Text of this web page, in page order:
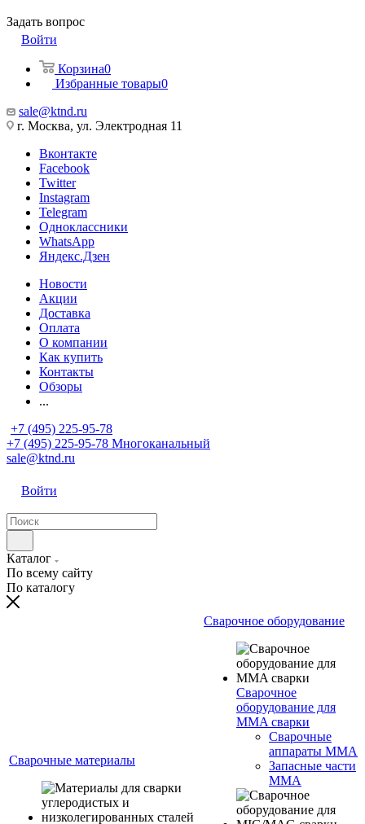
Задать вопрос
Войти
Корзина0
Избранные товары0
sale@ktnd.ru
г. Москва, ул. Электродная 11
Вконтакте
Facebook
Twitter
Instagram
Telegram
Одноклассники
WhatsApp
Яндекс.Дзен
Новости
Акции
Доставка
Оплата
О компании
Как купить
Контакты
Обзоры
...
+7 (495) 225-95-78
+7 (495) 225-95-78 Многоканальный
sale@ktnd.ru
Войти
Каталог
По всему сайту
По каталогу
Сварочные материалы
Сварочное оборудование
Сварочное
оборудование для
MMA сварки
Сварочные
аппараты MMA
Запасные части
MMA